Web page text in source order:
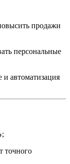
продажи
персональные
автоматизация
;
точного